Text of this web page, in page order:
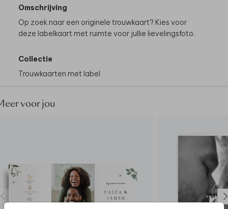
Omschrijving
Op zoek naar een originele trouwkaart? Kies voor
deze labelkaart met ruimte voor jullie lievelingsfoto.
Collectie
Trouwkaarten met label
voor jou